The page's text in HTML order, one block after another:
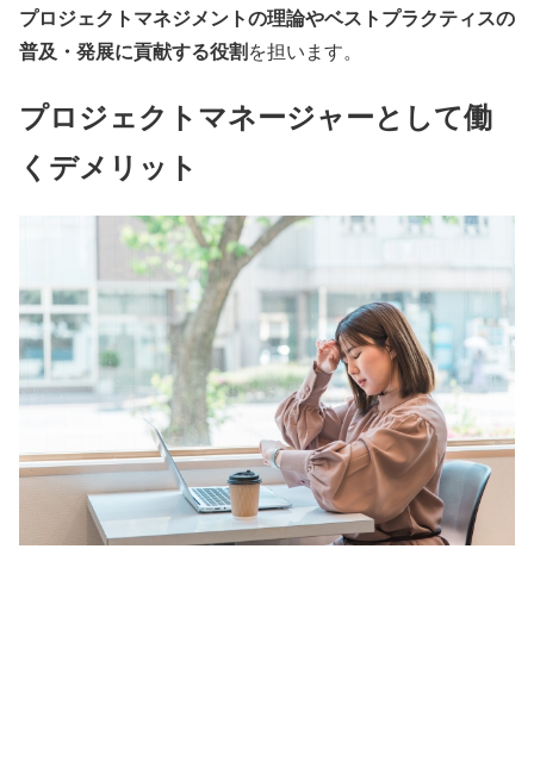
プロジェクトマネジメントの理論やベストプラクティスの
普及・発展に貢献する役割を担います。
プロジェクトマネージャーとして働
くデメリット